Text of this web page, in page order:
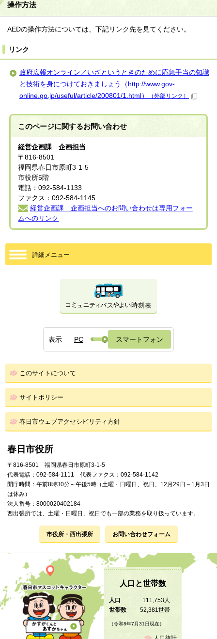
操作方法
AEDの操作方法については、下記リンク先を見てください。
リンク
政府広報オンライン／いざというときのために応急手当の知識
と技術を身につけておきましょう（http://www.gov-
online.go.jp/useful/article/200801/1.html）
（外部リンク）
このページに関するお問い合わせ
経営企画課 企画担当
〒816-8501
福岡県春日市原町3-1-5
市役所5階
電話：092-584-1133
ファクス：092-584-1145
経営企画課 企画担当へのお問い合わせは専用フォー
ムへのリンク
詳細メニュー
表示 PC スマートフォン
このサイトについて
サイトポリシー
春日市ウェブアクセシビリティ方針
春日市役所
〒816-8501 福岡県春日市原町3-1-5
代表電話：092-584-1111 代表ファクス：092-584-1142
開庁時間：午前8時30分～午後5時（土曜・日曜日、祝日、12月29日～1月3日
は休み）
法人番号：8000020402184
西出張所では、土曜・日曜日、祝日でも一部の業務を取り扱っています。
市役所・西出張所 お問い合わせフォーム
人口と世帯数
人口
111,753人
世帯数
52,381世帯
（令和8年7月31日現在）